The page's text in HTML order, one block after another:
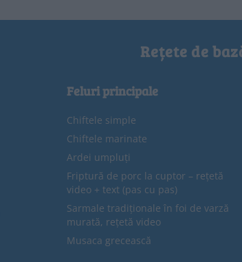
Rețete de
Feluri principale
Chiftele simple
Chiftele marinate
Ardei umpluți
Friptură de porc la cuptor – rețetă
video + text (pas cu pas)
Sarmale tradiționale în foi de varză
murată, rețetă video
Musaca grecească